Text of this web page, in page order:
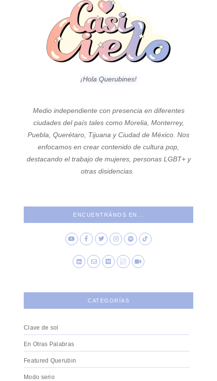
¡Hola Querubines!
Medio independiente con presencia en diferentes
ciudades del país tales como Morelia, Monterrey,
Puebla, Querétaro, Tijuana y Ciudad de México. Nos
enfocamos en crear contenido de cultura pop,
destacando el trabajo de mujeres, personas LGBT+ y
otras disidencias.
ENCUENTRÁNOS EN...
CATEGORÍAS
Clave de sol
En Otras Palabras
Featured Querubin
Modo serio